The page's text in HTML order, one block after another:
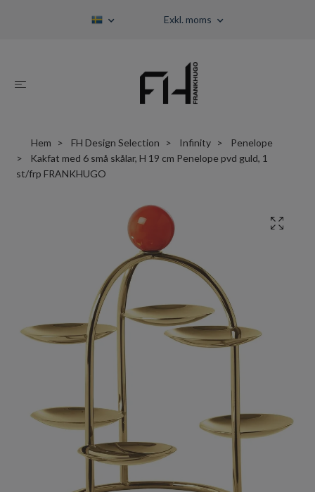
Exkl. moms
Hem FH Design Selection Infinity
Penelope
Kakfat med 6 små skålar, H 19 cm Penelope pvd guld, 1
st/frp FRANKHUGO